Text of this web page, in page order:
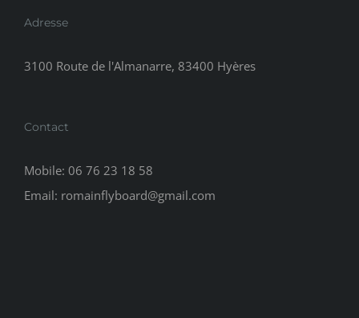
Adresse
3100 Route de l'Almanarre, 83400 Hyères
Contact
Mobile: 06 76 23 18 58
Email: romainflyboard@gmail.com